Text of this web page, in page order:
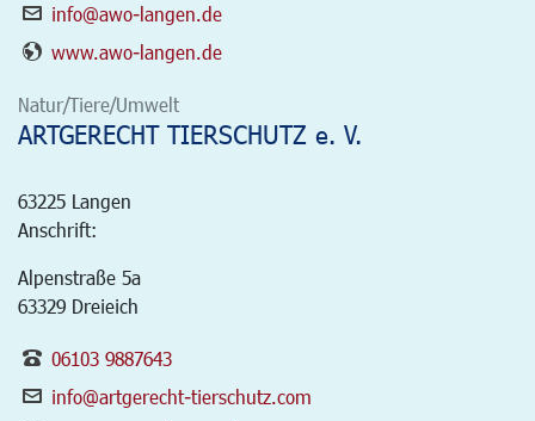
info@awo-langen.de
www.awo-langen.de
Natur/Tiere/Umwelt
ARTGERECHT TIERSCHUTZ e. V.
63225 Langen
Anschrift:
Alpenstraße 5a
63329 Dreieich
06103 9887643
info@artgerecht-tierschutz.com